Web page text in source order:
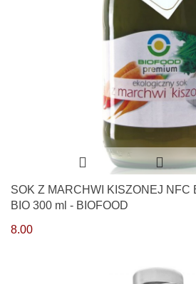
SOK Z MARCHWI KISZONEJ NFC
BIO 300 ml - BIOFOOD
8.00